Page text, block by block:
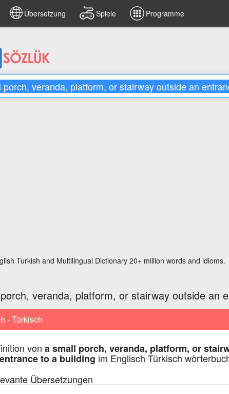
Übersetzung Spiele Programme
Turkish and Multilingual Dictionary 20+ million words and idioms.
veranda, platform, or stairway outside an
- Türkisch
von a small porch, veranda, platform, or
to a building im Englisch Türkisch
Übersetzungen